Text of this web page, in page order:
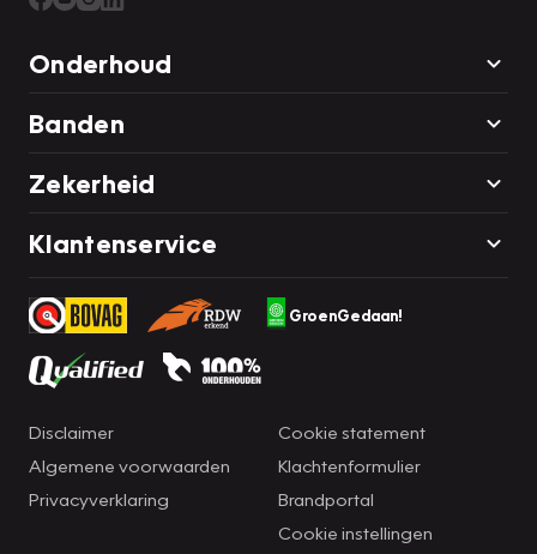
Onderhoud
Banden
Zekerheid
Klantenservice
GroenGedaan!
Disclaimer
Algemene voorwaarden
Privacyverklaring
Cookie statement
Klachtenformulier
Brandportal
Cookie instellingen